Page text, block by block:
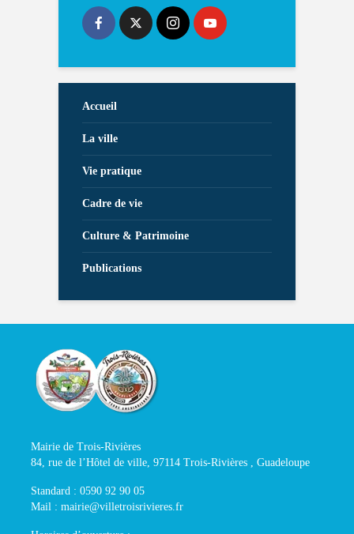
Accueil
La ville
Vie pratique
Cadre de vie
Culture & Patrimoine
Publications
Mairie de Trois-Rivières
84, rue de l’Hôtel de ville, 97114 Trois-Rivières , Guadeloupe
Standard : 0590 92 90 05
Mail : mairie@villetroisrivieres.fr